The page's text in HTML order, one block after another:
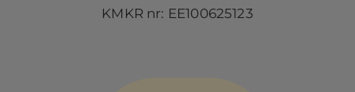
KMKR nr: EE100625123